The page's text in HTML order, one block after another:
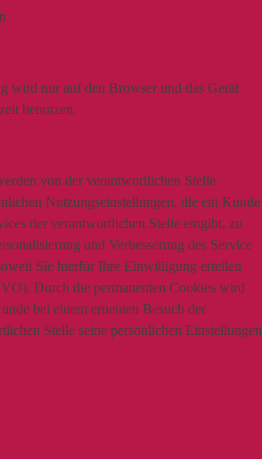
wird nur auf den Browser und das Gerät
benutzen.
von der verantwortlichen Stelle
Nutzungseinstellungen, die ein Kunde
der verantwortlichen Stelle eingibt, zu
und Verbesserung des Service
Sie hierfür Ihre Einwilligung erteilen
Durch die permanenten Cookies wird
bei einem erneuten Besuch der
Stelle seine persönlichen Einstellungen